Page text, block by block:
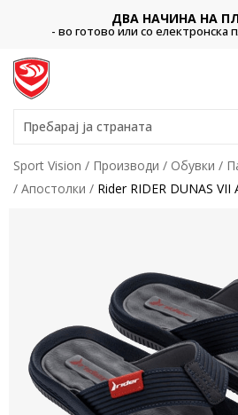
ДВА НАЧИНА НА
- во готово или со електронска
Пребарај ја страната
Sport Vision Производи Обувки
Апостолки
Rider RIDER DUNAS VII